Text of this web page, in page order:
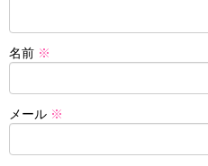
名前 ※
メール ※